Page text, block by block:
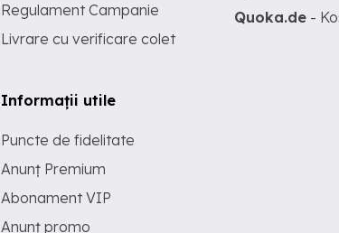
Regulament Campanie
Livrare cu verificare colet
Informații utile
Puncte de fidelitate
Anunț Premium
Abonament VIP
Anunț promo
Quoka.de -